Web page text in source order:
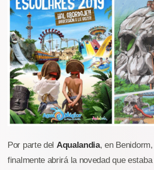
Por parte del Aqualandia, en
finalmente abrirá la novedad que